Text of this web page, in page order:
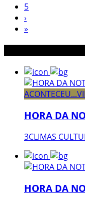
5
›
»
HORA DA
3CLIMAS
HORA DA